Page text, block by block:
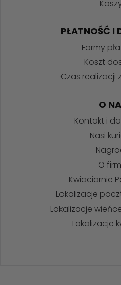
PŁATNOŚĆ I
Formy
Koszt
Czas realizacji
O
Kontakt i
Nasi
O
Kwiaciarnie
Lokalizacje
Lokalizacje
Lokalizacje